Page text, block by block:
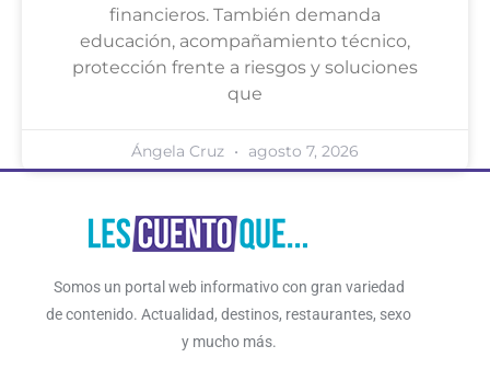
financieros. También demanda
educación, acompañamiento técnico,
protección frente a riesgos y soluciones
que
Ángela Cruz agosto 7, 2026
Somos un portal web informativo con gran variedad
de contenido. Actualidad, destinos, restaurantes, sexo
y mucho más.